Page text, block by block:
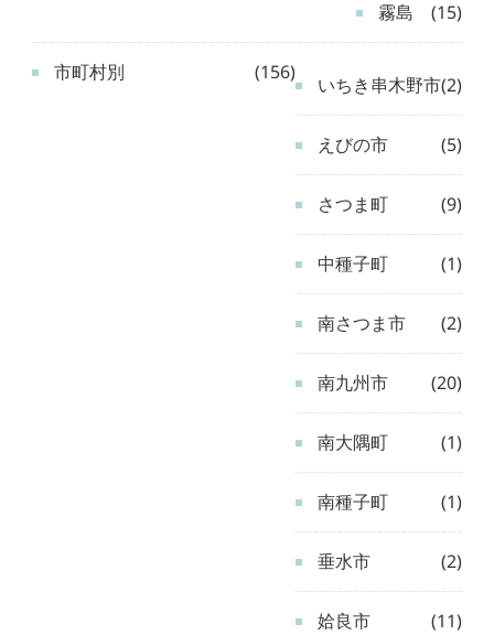
霧島 (15)
市町村別 (156)
いちき串木野市(2)
えびの市 (5)
さつま町 (9)
中種子町 (1)
南さつま市 (2)
南九州市 (20)
南大隅町 (1)
南種子町 (1)
垂水市 (2)
姶良市 (11)